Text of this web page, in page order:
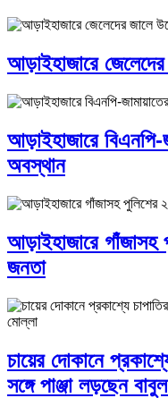
আড়াইহাজারে
আড়াইহাজারে বিএনপি-
অবস্থান
আড়াইহাজারে
জনতা
চায়ের দোকানে
সঙ্গে পাঞ্জা লড়ছেন